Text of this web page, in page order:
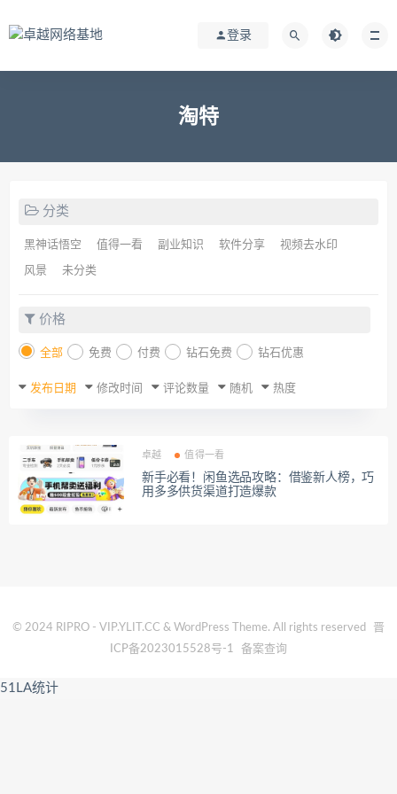
登录
淘特
分类
黑神话悟空 值得一看 副业知识 软件分享 视频去水印
风景 未分类
价格
全部 免费 付费 钻石免费 钻石优惠
发布日期 修改时间 评论数量 随机 热度
卓越 值得一看
新手必看！闲鱼选品攻略：借鉴新人榜，巧
用多多供货渠道打造爆款
© 2024 RIPRO - VIP.YLIT.CC & WordPress Theme. All rights reserved
晋
ICP备2023015528号-1
备案查询
51LA统计